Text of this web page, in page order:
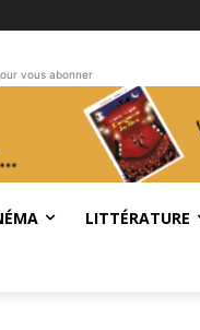
vous abonner
LITTÉRATURE